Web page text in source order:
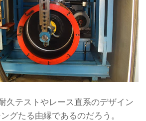
久テストやレース直系のデザイン
グたる由縁であるのだろう。